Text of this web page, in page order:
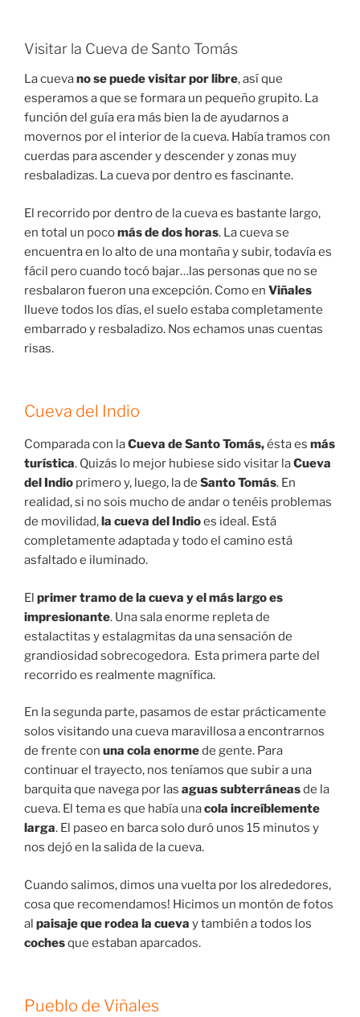
Visitar la Cueva de Santo Tomás
La cuevano se puede visitar por libre, así que
esperamos a que se formara un pequeño grupito. La
función del guía era más bien la de ayudarnos a
movernos por el interior de la cueva. Había tramos con
cuerdas para ascender y descender y zonas muy
resbaladizas. La cueva por dentro es fascinante.
El recorrido por dentro de la cueva es bastante largo,
en total un pocomás de dos horas. La cueva se
encuentra en lo alto de una montaña y subir, todavía es
fácil pero cuando tocó bajar…las personas que no se
resbalaron fueron una excepción. Como en Viñales
llueve todos los días, el suelo estaba completamente
embarrado y resbaladizo. Nos echamos unas cuentas
risas.
Cueva del Indio
Comparada con laCueva de Santo Tomás,ésta es más
turística. Quizás lo mejor hubiese sido visitar laCueva
del Indio primero y, luego, la de Santo Tomás. En
realidad, si no sois mucho de andar o tenéis problemas
de movilidad,la cueva del Indioes ideal. Está
completamente adaptada y todo el camino está
asfaltado e iluminado.
El primer tramo de la cueva y el más largo es
impresionante. Una sala enorme repleta de
estalactitas y estalagmitas da una sensación de
grandiosidad sobrecogedora. Esta primera parte del
recorrido es realmente magnífica.
En la segunda parte, pasamos de estar prácticamente
solos visitando una cueva maravillosa a encontrarnos
de frente con una cola enormede gente. Para
continuar el trayecto, nos teníamos que subir a una
barquita que navega por las aguas subterráneasde la
cueva. El tema es que había unacola increíblemente
larga. El paseo en barca solo duró unos 15 minutos y
nos dejó en la salida de la cueva.
Cuando salimos, dimos una vuelta por los alrededores,
cosa que recomendamos! Hicimos un montón de fotos
al paisaje que rodea la cueva y también a todos los
cochesque estaban aparcados.
Pueblo de Viñales